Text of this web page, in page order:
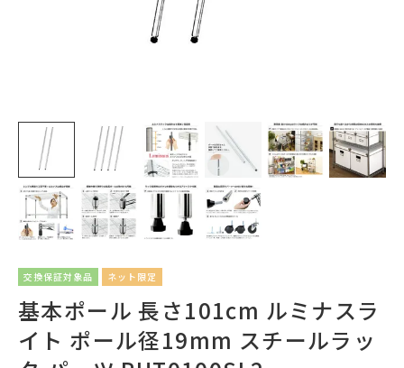
交換保証対象品 ネット限定
基本ポール 長さ101cm ルミナスラ
イト ポール径19mm スチールラッ